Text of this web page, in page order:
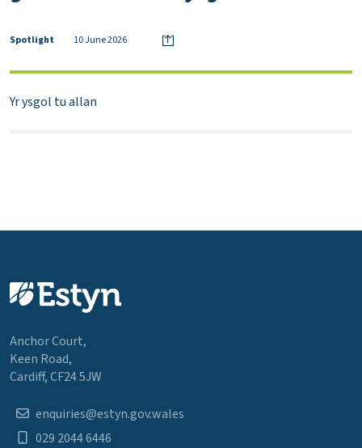
Spotlight 10 June 2026
Yr ysgol tu allan
Anchor Court,
Keen Road,
Cardiff, CF24 5JW
enquiries@estyn.gov.wales
029 2044 6446